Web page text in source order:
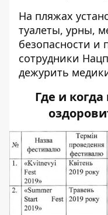
На пляжах
туалеты, урны,
безопасности и
сотрудники
дежурить
Где и